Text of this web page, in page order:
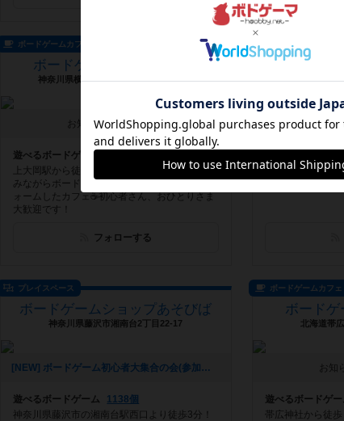
ボードゲームカフェ
ボードゲームカフェにこ家
神奈川県横浜市港南区上大岡東1-15-25
お知らせはありません
遊べるボードゲーム
上大岡駅から徒歩６分！ドリンクと軽食を楽し
みながらボードゲームで遊べる、古民家をリフ
ォームしたカフェ☕️初心者さん、おひとりさま
大歓迎です！
フォローする
ボードゲームカフェ
東京都千代田区
初心者さん、お
プレイスペース
ボードゲームショップあそびば
神奈川県藤沢市湘南台2丁目22-17
[NEW] ボードゲーム初心者大集合の会(参加者募集中)（2024年06月21日 09時28分）
遊べるボードゲーム
1138個
神奈川県藤沢市の湘南台駅西口より徒歩3分！
ボードゲームカフェ
ボードゲ
北海道帯
お知
遊べるボードゲー
帯広神社から徒